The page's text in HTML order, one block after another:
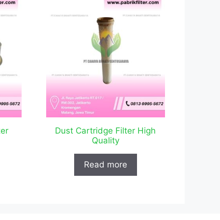
Dust Cartridge Filter High
Quality
Read more